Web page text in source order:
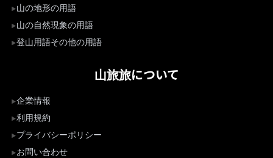
山の地形の用語
山の自然現象の用語
登山用語その他の用語
山旅旅について
企業情報
利用規約
プライバシーポリシー
お問い合わせ